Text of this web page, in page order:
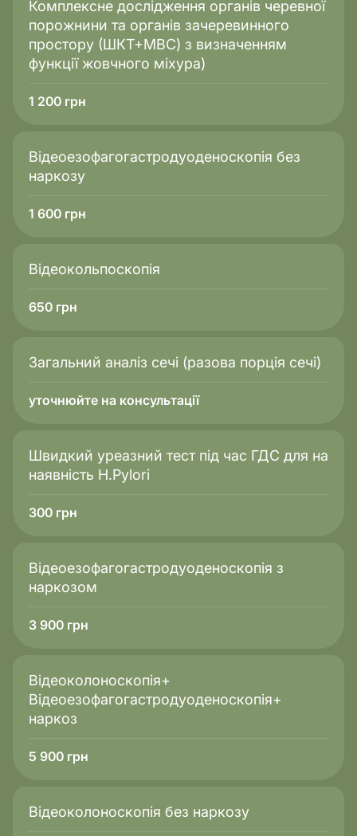
людей, що проходять контроль лікування в
імунолога;
пацієнтів із сумнівами щодо імунного захисту
Комплексне дослідження органів черевної
порожнини та органів зачеревинного
простору (ШКТ+МВС) з визначенням
функції жовчного міхура)
1 200 грн
Відеоезофагогастродуоденоскопія без
наркозу
1 600 грн
Відеокольпоскопія
650 грн
Загальний аналіз сечі (разова порція сечі)
уточнюйте на консультації
Швидкий уреазний тест під час ГДС для на
наявність H.Pylori
300 грн
Відеоезофагогастродуоденоскопія з
наркозом
3 900 грн
Відеоколоноскопія+
Відеоезофагогастродуоденоскопія+
наркоз
5 900 грн
Відеоколоноскопія без наркозу